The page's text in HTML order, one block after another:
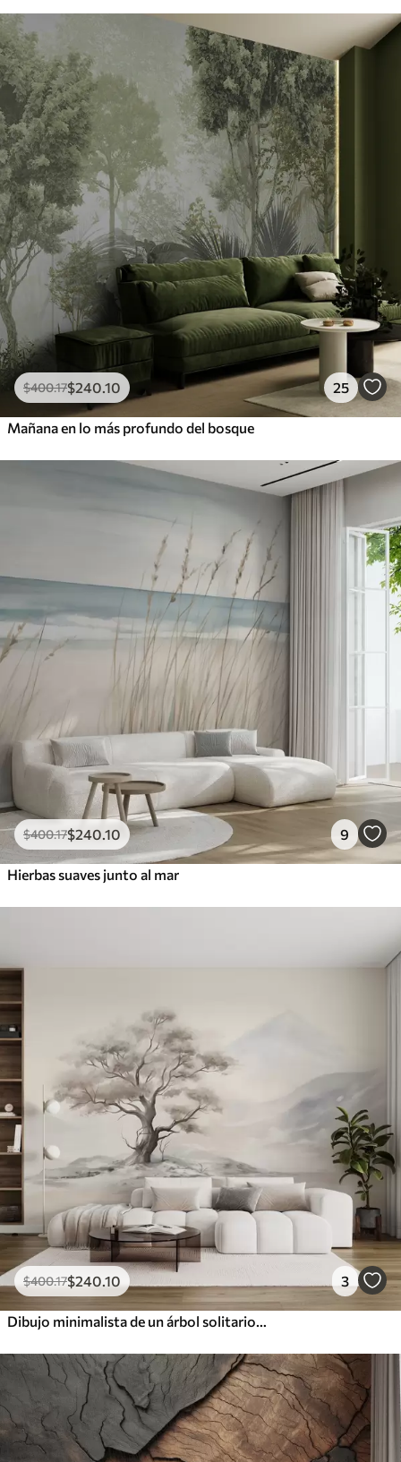
$400.17$240.10 25
Mañana en lo más profundo del bosque
$400.17$240.10 9
Hierbas suaves junto al mar
$400.17$240.10 3
Dibujo minimalista de un árbol solitario y retorcido en un paisaje desolado y rocoso con montañas al fondo